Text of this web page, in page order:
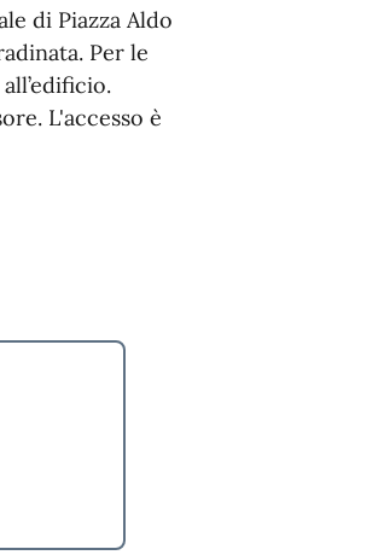
di Piazza Aldo
Per le
L'accesso è